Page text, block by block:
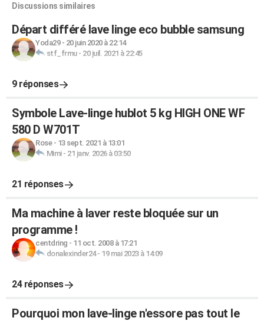
Discussions similaires
Départ différé lave linge eco bubble samsung
Yoda29- 20 juin 2020 à 22:14
stf_frmu- 20 juil. 2021 à 22:45
9 réponses
Symbole Lave-linge hublot 5 kg HIGH ONE WF
580 D W701T
Rose- 13 sept. 2021 à 13:01
Mimi- 21 janv. 2026 à 03:50
21 réponses
Ma machine à laver reste bloquée sur un
programme !
centdring - 11 oct. 2008 à 17:21
donalexinder24- 19 mai 2023 à 14:09
24 réponses
Pourquoi mon lave-linge n'essore pas tout le